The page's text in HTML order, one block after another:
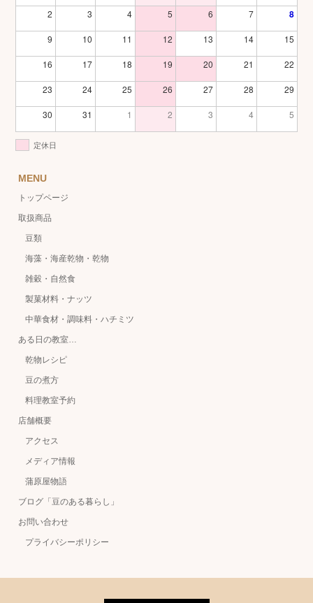
2 3 4 5 6 7 8
9 10 11 12 13 14 15
16 17 18 19 20 21 22
23 24 25 26 27 28 29
30 31 1 2 3 4 5
定休日
MENU
トップページ
取扱商品
豆類
海藻・海産乾物・乾物
雑穀・自然食
製菓材料・ナッツ
中華食材・調味料・ハチミツ
ある日の教室…
乾物レシピ
豆の煮方
料理教室予約
店舗概要
アクセス
メディア情報
蒲原屋物語
ブログ「豆のある暮らし」
お問い合わせ
プライバシーポリシー